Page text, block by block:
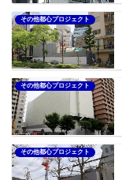
その他都心プロジェクト
その他都心プロジェクト
その他都心プロジェクト